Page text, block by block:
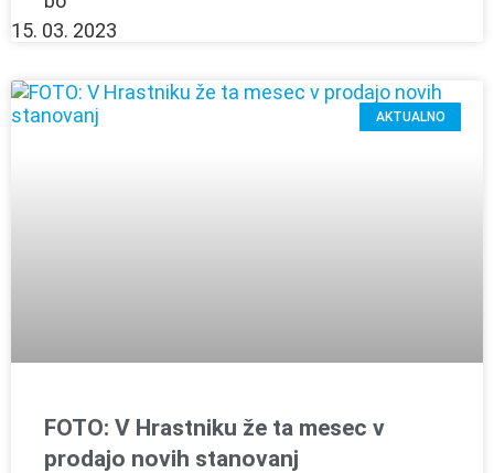
15. 03. 2023
AKTUALNO
FOTO: V Hrastniku že ta mesec v
prodajo novih stanovanj